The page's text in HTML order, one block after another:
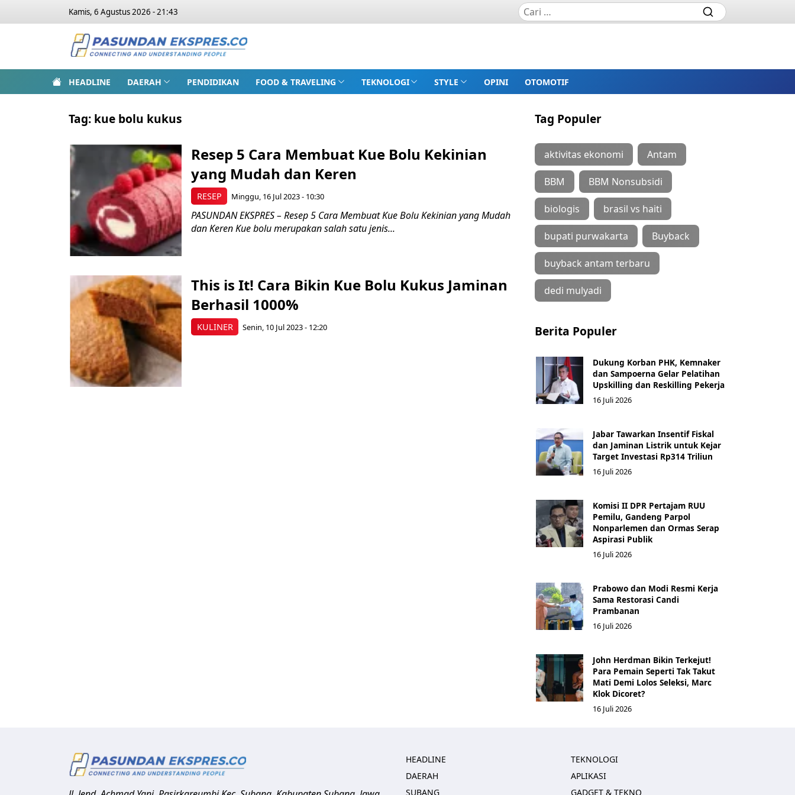
Kamis, 6 Agustus 2026 - 21:43
HEADLINE DAERAH PENDIDIKAN FOOD & TRAVELING TEKNOLOGI STYLE OPINI OTOMOTIF
Tag: kue bolu kukus
RESEP
Resep 5 Cara Membuat Kue Bolu Kekinian
yang Mudah dan Keren
Minggu, 16 Jul 2023 - 10:30
PASUNDAN EKSPRES – Resep 5 Cara Membuat Kue Bolu Kekinian yang Mudah
dan Keren Kue bolu merupakan salah satu jenis...
KULINER
This is It! Cara Bikin Kue Bolu Kukus Jaminan
Berhasil 1000%
Senin, 10 Jul 2023 - 12:20
Tag Populer
aktivitas ekonomi Antam
BBM BBM Nonsubsidi
biologis brasil vs haiti
bupati purwakarta Buyback
buyback antam terbaru
dedi mulyadi
Berita Populer
Dukung Korban PHK, Kemnaker
dan Sampoerna Gelar Pelatihan
Upskilling dan Reskilling Pekerja
16 Juli 2026
Jabar Tawarkan Insentif Fiskal
dan Jaminan Listrik untuk Kejar
Target Investasi Rp314 Triliun
16 Juli 2026
Komisi II DPR Pertajam RUU
Pemilu, Gandeng Parpol
Nonparlemen dan Ormas Serap
Aspirasi Publik
16 Juli 2026
Prabowo dan Modi Resmi Kerja
Sama Restorasi Candi
Prambanan
16 Juli 2026
John Herdman Bikin Terkejut!
Para Pemain Seperti Tak Takut
Mati Demi Lolos Seleksi, Marc
Klok Dicoret?
16 Juli 2026
HEADLINE
DAERAH
SUBANG
TEKNOLOGI
APLIKASI
GADGET & TEKNO